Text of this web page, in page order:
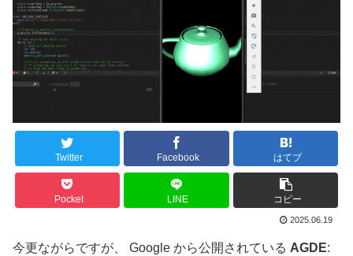
Twitter Facebook はてブ
Pocket LINE コピー
2025.06.19
今更ながらですが、 Google から公開されている AGDE: